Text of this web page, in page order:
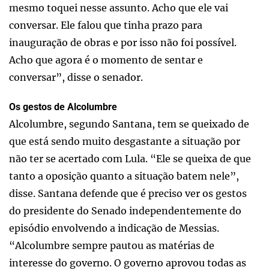
mesmo toquei nesse assunto. Acho que ele vai
conversar. Ele falou que tinha prazo para
inauguração de obras e por isso não foi possível.
Acho que agora é o momento de sentar e
conversar”, disse o senador.
Os gestos de Alcolumbre
Alcolumbre, segundo Santana, tem se queixado de
que está sendo muito desgastante a situação por
não ter se acertado com Lula. “Ele se queixa de que
tanto a oposição quanto a situação batem nele”,
disse. Santana defende que é preciso ver os gestos
do presidente do Senado independentemente do
episódio envolvendo a indicação de Messias.
“Alcolumbre sempre pautou as matérias de
interesse do governo. O governo aprovou todas as